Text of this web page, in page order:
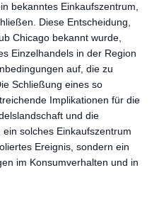
bekanntes Einkaufszentrum,
Diese Entscheidung,
Chicago bekannt wurde,
Einzelhandels in der Region
auf, die zu
Schließung eines so
Implikationen für die
und die
solches Einkaufszentrum
Ereignis, sondern ein
im Konsumverhalten und in